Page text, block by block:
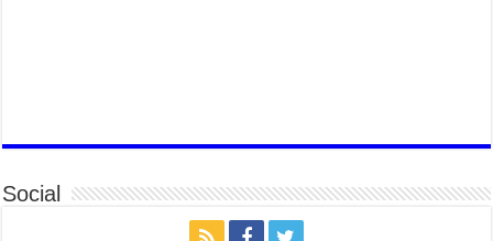
Өв соёлоо тээж яваа уяачдын галаар УИХ-ын
2026 оны 7 сар 14 / 17 цаг 40 минут
Social